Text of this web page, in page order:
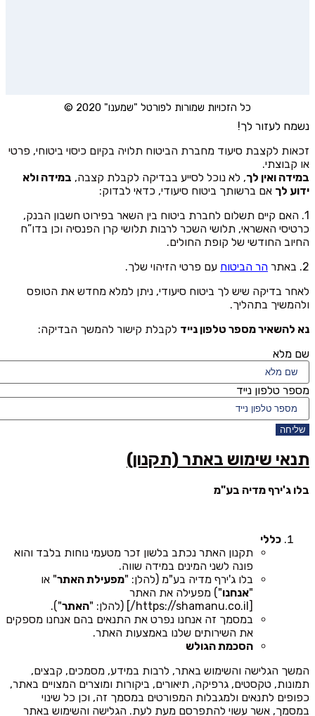
כל הזכויות שמורות לפורטל "שמענו" 2020 ©
נשמח לעזור לך!
זכאות לקצבת סיעוד מחברת הביטוח תלויה בקיום כיסוי ביטוחי, פרטי
או קבוצתי.
במידה ואין לך, לא נוכל לסייע בבדיקה לקבלת קצבה, במידה ולא
ידוע לך אם ברשותך ביטוח סיעודי, כדאי לבדוק:
1. האם קיים תשלום לחברת ביטוח בין השאר בפירוט חשבון הבנק,
כרטיסי האשראי, תלושי השכר לרבות תלושי קרן הפנסיה וכן בדו”ח
החיוב החודשי של קופת החולים.
2. באתר
הר הביטוח עם פרטי הזיהוי שלך.
לאחר בדיקה שיש לך ביטוח סיעודי, ניתן למלא מחדש את הטופס
ולהמשיך בתהליך.
נא להשאיר מספר טלפון נייד לקבלת קישור להמשך הבדיקה:
שם מלא
מספר טלפון נייד
שליחה
תנאי שימוש באתר (תקנון)
בלו ג'ירף מדיה בע"מ
כללי
תקנון האתר נכתב בלשון זכר מטעמי נוחות בלבד והוא
פונה לשני המינים במידה שווה.
בלו ג'ירף מדיה בע"מ (להלן: "מפעילת האתר" או
"אנחנו") מפעילה את האתר
[https://shamanu.co.il/] (להלן: "
האתר").
במסמך זה אנחנו נפרט את התנאים בהם אנחנו מספקים
את השירותים שלנו באמצעות האתר.
הסכמת הגולש
המשך הגלישה והשימוש באתר, לרבות במידע, מסמכים, קבצים,
תמונות, טקסטים, גרפיקה, תיאורים, ביקורות ומוצרים המצויים באתר,
כפופים לתנאים ולמגבלות המפורטים במסמך זה, וכן כל שינוי
במסמך, אשר עשוי להתפרסם מעת לעת. הגלישה והשימוש באתר